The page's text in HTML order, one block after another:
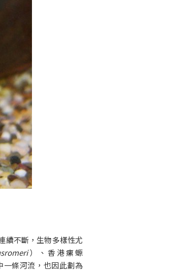
續不斷，生物多樣性尤
）、香港瘰螈
條河流，也因此劃為